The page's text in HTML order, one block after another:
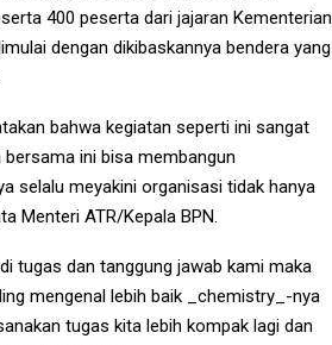
400 peserta dari jajaran Kementerian
dengan dikibaskannya bendera yang
bahwa kegiatan seperti ini sangat
ini bisa membangun
selalu meyakini organisasi tidak hanya
Menteri ATR/Kepala BPN.
tugas dan tanggung jawab kami maka
mengenal lebih baik _chemistry_-nya
tugas kita lebih kompak lagi dan